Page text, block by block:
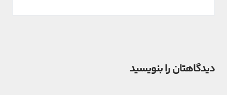
دیدگاهتان را بنویسید